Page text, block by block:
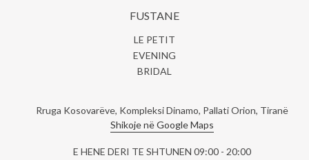
FUSTANE
LE PETIT
EVENING
BRIDAL
Rruga Kosovarëve, Kompleksi Dinamo, Pallati Orion, Tiranë
Shikoje në Google Maps
E HENE DERI TE SHTUNEN 09:00 - 20:00